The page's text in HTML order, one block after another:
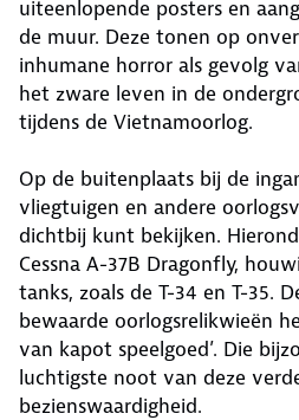
uiteenlopende posters en
de muur. Deze tonen op
inhumane horror als gevolg
het zware leven in de
tijdens de Vietnamoorlog.
Op de buitenplaats bij de
vliegtuigen en andere
dichtbij kunt bekijken.
Cessna A-37B Dragonfly,
tanks, zoals de T-34 en T-35.
bewaarde oorlogsrelikwieën
van kapot speelgoed’. Die
luchtigste noot van deze
bezienswaardigheid.